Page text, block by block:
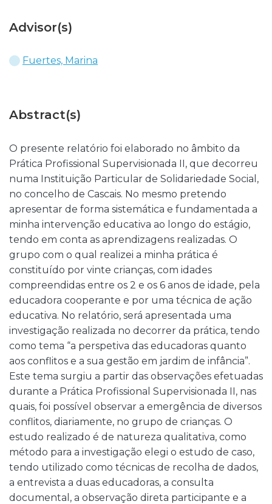
Advisor(s)
Fuertes, Marina
Abstract(s)
O presente relatório foi elaborado no âmbito da
Prática Profissional Supervisionada II, que decorreu
numa Instituição Particular de Solidariedade Social,
no concelho de Cascais. No mesmo pretendo
apresentar de forma sistemática e fundamentada a
minha intervenção educativa ao longo do estágio,
tendo em conta as aprendizagens realizadas. O
grupo com o qual realizei a minha prática é
constituído por vinte crianças, com idades
compreendidas entre os 2 e os 6 anos de idade, pela
educadora cooperante e por uma técnica de ação
educativa. No relatório, será apresentada uma
investigação realizada no decorrer da prática, tendo
como tema “a perspetiva das educadoras quanto
aos conflitos e a sua gestão em jardim de infância”.
Este tema surgiu a partir das observações efetuadas
durante a Prática Profissional Supervisionada II, nas
quais, foi possível observar a emergência de diversos
conflitos, diariamente, no grupo de crianças. O
estudo realizado é de natureza qualitativa, como
método para a investigação elegi o estudo de caso,
tendo utilizado como técnicas de recolha de dados,
a entrevista a duas educadoras, a consulta
documental, a observação direta participante e a